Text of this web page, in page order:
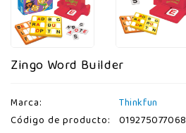
Zingo Word Builder
Marca:
Thinkfun
Código de producto:
019275077068